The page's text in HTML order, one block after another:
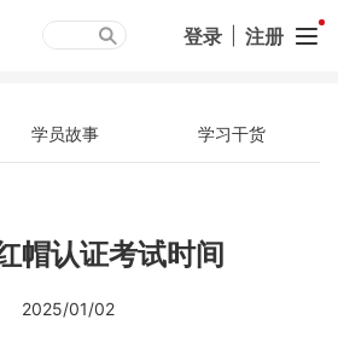
登录 注册
学员故事 学习干货
帽认证考试时间
2025/01/02